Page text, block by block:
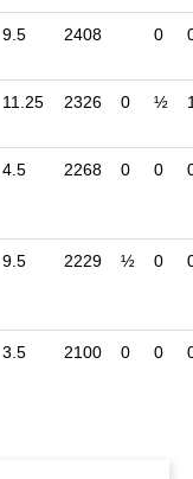
9.5 2408 0
11.25 2326 0 ½
4.5 2268 0 0
9.5 2229 ½ 0
3.5 2100 0 0